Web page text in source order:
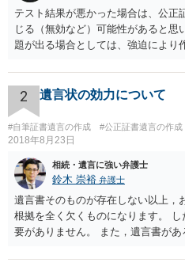
テスト結果が悪かった場合は、公正
じる（無効など）可能性があると
題が出る場合としては、強迫により
すが、弁護士に作成を依頼する場合
ースが多いと思います。 報酬体系
律の基準はありません。
2 遺言状の効力について
#自筆証書遺言の作成 #公正証書遺言の作成
2018年8月23日
相続・遺言に強い弁護士
鈴木 崇裕 弁護士
遺言書そのものが存在しない以上，
根拠を全く欠くものになります。
要がありません。 また，遺言書が
ご回答にもありますが， 代理人弁